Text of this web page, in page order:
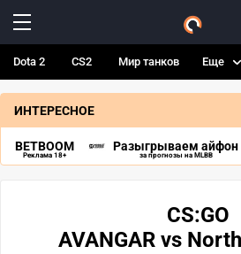
Dota 2 CS2 Мир танков Еще
ИНТЕРЕСНОЕ
BETBOOM
Реклама 18+
Разыгрываем айфон
за прогнозы на MLBB
CS:GO
AVANGAR vs